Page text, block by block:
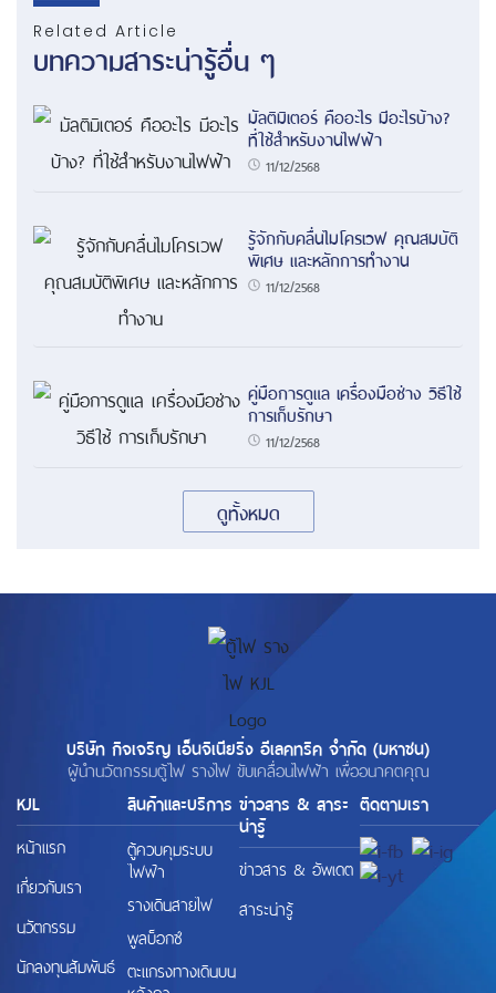
Related Article
บทความสาระน่ารู้อื่น ๆ
มัลติมิเตอร์ คืออะไร มีอะไรบ้าง?
ที่ใช้สำหรับงานไฟฟ้า
11/12/2568
รู้จักกับคลื่นไมโครเวฟ คุณสมบัติ
พิเศษ และหลักการทำงาน
11/12/2568
คู่มือการดูแล เครื่องมือช่าง วิธีใช้
การเก็บรักษา
11/12/2568
ดูทั้งหมด
บริษัท กิจเจริญ เอ็นจิเนียริ่ง อีเลคทริค จำกัด (มหาชน)
ผู้นำนวัตกรรมตู้ไฟ รางไฟ ขับเคลื่อนไฟฟ้า เพื่ออนาคตคุณ
KJL
หน้าแรก
เกี่ยวกับเรา
นวัตกรรม
นักลงทุนสัมพันธ์
สินค้าและบริการ
ตู้ควบคุมระบบ
ไฟฟ้า
รางเดินสายไฟ
พูลบ็อกซ์
ตะแกรงทางเดินบน
ข่าวสาร & สาระ
น่ารู้
ข่าวสาร & อัพเดต
สาระน่ารู้
ติดตามเรา